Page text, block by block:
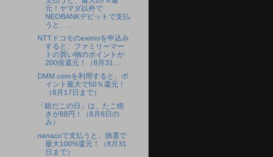
元！ヤマダ以外で
NEOBANKデビットで支払
うと、...
NTTドコモのeximoを申込み
すると、ファミリーマー
トの買い物のポイントが
200倍還元！（8月31...
DMM.comを利用すると、ポ
イント最大で50％還元！
（8月17日まで）
「銀だこの日」は、たこ焼
きが88円！（8月8日の
み）
nanacoで支払うと、抽選で
最大100%還元！（8月31
日まで）